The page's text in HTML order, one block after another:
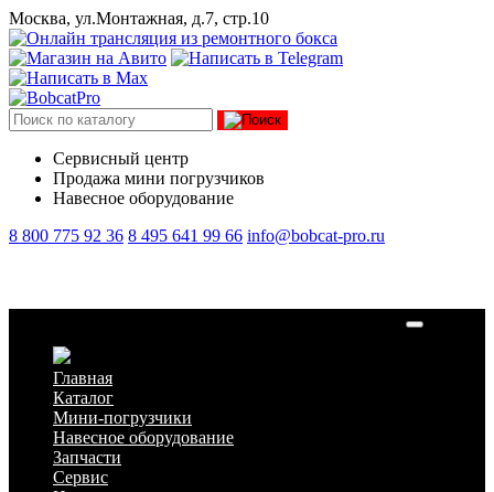
Москва, ул.Монтажная, д.7, стр.10
Сервисный центр
Продажа мини погрузчиков
Навесное оборудование
8 800 775 92 36 8 495 641 99 66 info@bobcat-pro.ru
Главная
Каталог
Мини-погрузчики
Навесное оборудование
Запчасти
Сервис